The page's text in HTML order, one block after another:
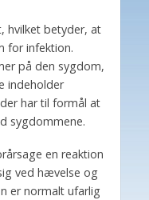
hvilket betyder, at
for infektion.
på den sygdom,
indeholder
har til formål at
sygdommene.
en reaktion
ved hævelse og
er normalt ufarlig